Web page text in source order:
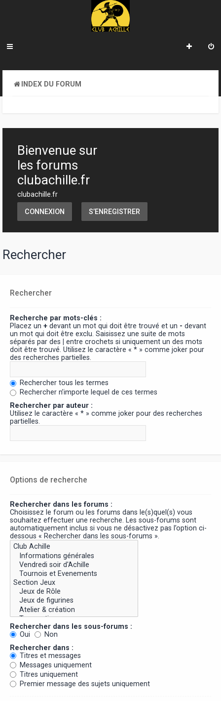
INDEX DU FORUM
Bienvenue sur
les forums
clubachille.fr
clubachille.fr
CONNEXION S’ENREGISTRER
Rechercher
Rechercher
Recherche par mots-clés :
Placez un + devant un mot qui doit être trouvé et un - devant
un mot qui doit être exclu. Saisissez une suite de mots
séparés par des
entre crochets si uniquement un des mots
doit être trouvé. Utilisez le caractère « * » comme joker pour
des recherches partielles.
Rechercher tous les termes
Rechercher n’importe lequel de ces termes
Rechercher par auteur :
Utilisez le caractère « * » comme joker pour des recherches
partielles.
Options de recherche
Rechercher dans les forums :
Choisissez le forum ou les forums dans le(s)quel(s) vous
souhaitez effectuer une recherche. Les sous-forums sont
automatiquement inclus si vous ne désactivez pas l’option ci-
dessous « Rechercher dans les sous-forums ».
Rechercher dans les sous-forums :
Oui
Non
Rechercher dans :
Titres et messages
Messages uniquement
Titres uniquement
Premier message des sujets uniquement